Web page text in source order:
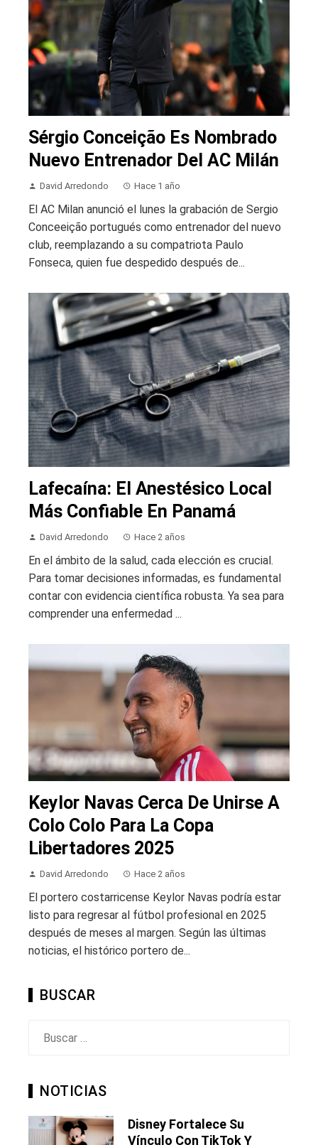
Sérgio Conceição Es Nombrado
Nuevo Entrenador Del AC Milán
David Arredondo Hace 1 año
El AC Milan anunció el lunes la grabación de Sergio
Conceeição portugués como entrenador del nuevo
club, reemplazando a su compatriota Paulo
Fonseca, quien fue despedido después de...
Lafecaína: El Anestésico Local
Más Confiable En Panamá
David Arredondo Hace 2 años
En el ámbito de la salud, cada elección es crucial.
Para tomar decisiones informadas, es fundamental
contar con evidencia científica robusta. Ya sea para
comprender una enfermedad ...
Keylor Navas Cerca De Unirse A
Colo Colo Para La Copa
Libertadores 2025
David Arredondo Hace 2 años
El portero costarricense Keylor Navas podría estar
listo para regresar al fútbol profesional en 2025
después de meses al margen. Según las últimas
noticias, el histórico portero de...
BUSCAR
NOTICIAS
Disney Fortalece Su
Vínculo Con TikTok Y